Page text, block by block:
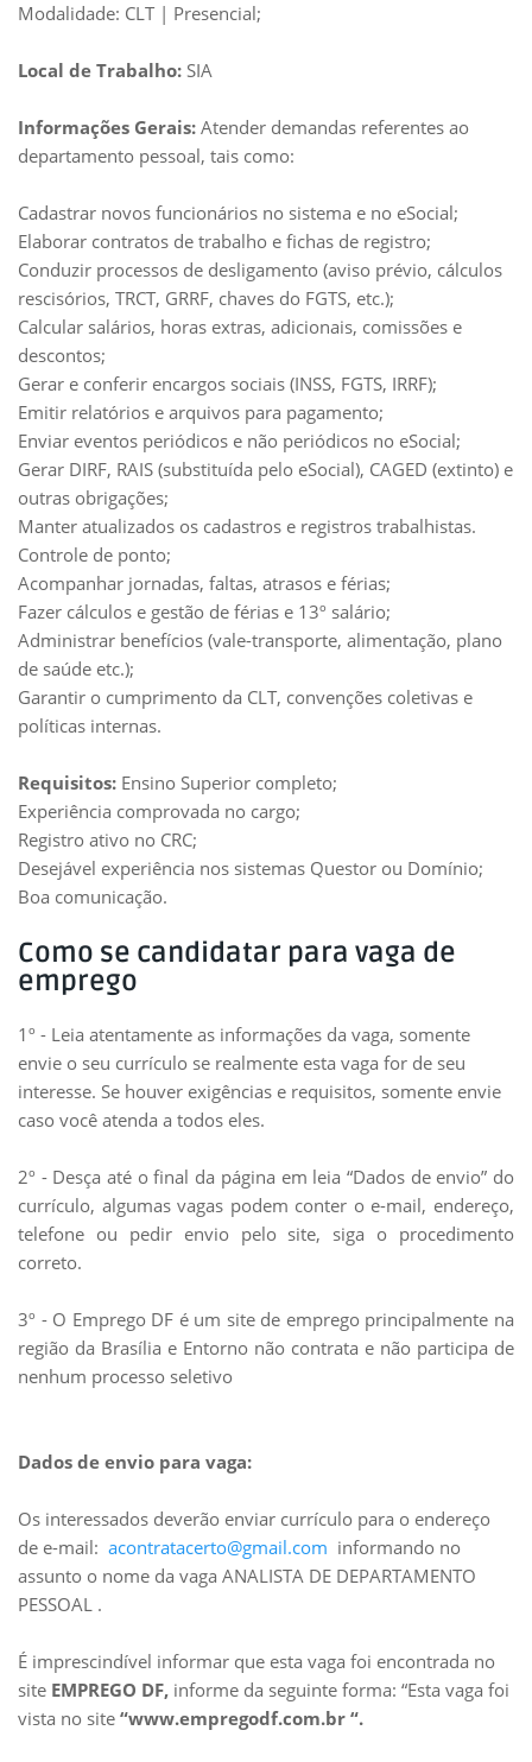
Modalidade: CLT | Presencial;
Local de Trabalho: SIA
Informações Gerais: Atender demandas referentes ao
departamento pessoal, tais como:
Cadastrar novos funcionários no sistema e no eSocial;
Elaborar contratos de trabalho e fichas de registro;
Conduzir processos de desligamento (aviso prévio, cálculos
rescisórios, TRCT, GRRF, chaves do FGTS, etc.);
Calcular salários, horas extras, adicionais, comissões e
descontos;
Gerar e conferir encargos sociais (INSS, FGTS, IRRF);
Emitir relatórios e arquivos para pagamento;
Enviar eventos periódicos e não periódicos no eSocial;
Gerar DIRF, RAIS (substituída pelo eSocial), CAGED (extinto) e
outras obrigações;
Manter atualizados os cadastros e registros trabalhistas.
Controle de ponto;
Acompanhar jornadas, faltas, atrasos e férias;
Fazer cálculos e gestão de férias e 13º salário;
Administrar benefícios (vale-transporte, alimentação, plano
de saúde etc.);
Garantir o cumprimento da CLT, convenções coletivas e
políticas internas.
Requisitos: Ensino Superior completo;
Experiência comprovada no cargo;
Registro ativo no CRC;
Desejável experiência nos sistemas Questor ou Domínio;
Boa comunicação.
Como se candidatar para vaga de
emprego
1º - Leia atentamente as informações da vaga, somente
envie o seu currículo se realmente esta vaga for de seu
interesse. Se houver exigências e requisitos, somente envie
caso você atenda a todos eles.
2º - Desça até o final da página em leia “Dados de envio” do
currículo, algumas vagas podem conter o e-mail, endereço,
telefone ou pedir envio pelo site, siga o procedimento
correto.
3º - O Emprego DF é um site de emprego principalmente na
região da Brasília e Entorno não contrata e não participa de
nenhum processo seletivo
Dados de envio para vaga:
Os interessados deverão enviar currículo para o endereço
de e-mail: acontratacerto@gmail.com informando no
assunto o nome da vaga ANALISTA DE DEPARTAMENTO
PESSOAL .
É imprescindível informar que esta vaga foi encontrada no
site EMPREGO DF, informe da seguinte forma: “Esta vaga foi
vista no site “www.empregodf.com.br “.